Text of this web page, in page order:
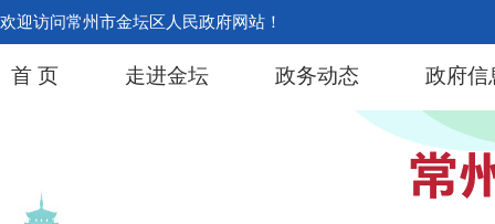
欢迎访问常州市金坛区人民政府网站！
首 页 走进金坛 政务动态 政府信